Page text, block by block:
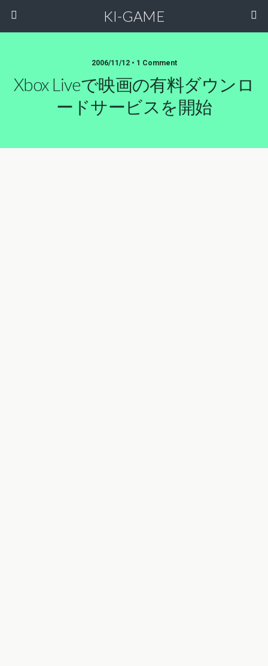
KI-GAME
2006/11/12 • 1 Comment
Xbox Liveで映画の有料ダウンロ
ードサービスを開始